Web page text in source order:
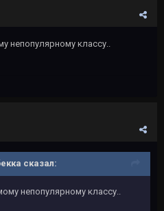
непопулярному классу..
сказал:
непопулярному классу..